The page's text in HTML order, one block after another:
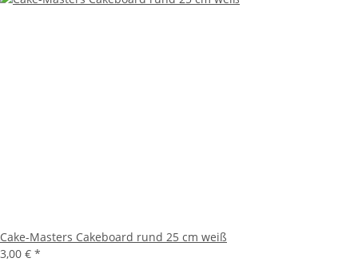
Cake-Masters Cakeboard rund 25 cm weiß
3,00 € *